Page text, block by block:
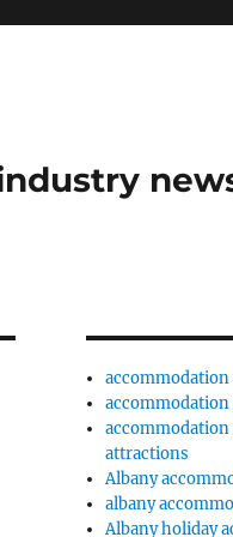
accommodation
accommodation
accommodation
attractions
Albany
albany
Albany holiday